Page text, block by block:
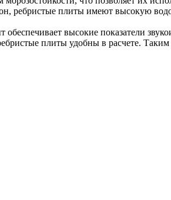
ребристые плиты имеют высокую
обеспечивает высокие показатели
плиты удобны в расчете.